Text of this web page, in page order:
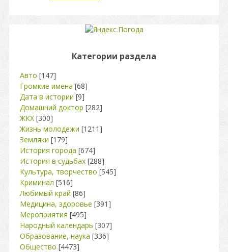
Категории раздела
Авто [147]
Громкие имена [68]
Дата в истории [9]
Домашний доктор [282]
ЖКХ [300]
Жизнь молодежи [1211]
Земляки [179]
История города [674]
История в судьбах [288]
Культура, творчество [545]
Криминал [516]
Любимый край [86]
Медицина, здоровье [391]
Мероприятия [495]
Народный календарь [307]
Образование, наука [336]
Общество [4473]